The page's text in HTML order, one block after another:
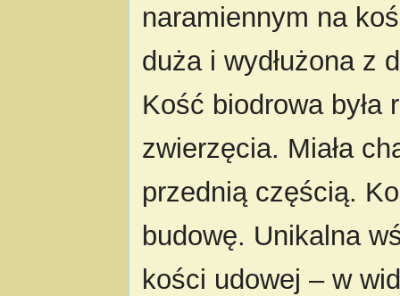
naramiennym na
duża i wydłużona z
Kość biodrowa
zwierzęcia. Miała
przednią częścią.
budowę. Unikalna
kości udowej – w